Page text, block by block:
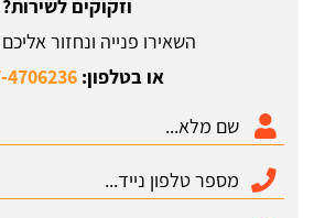
וזקוקים לשירות?
השאירו פנייה ונחזור
או בטלפון:4706236